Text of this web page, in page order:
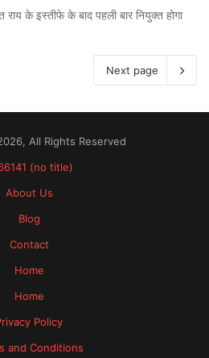
राय के इस्तीफे के बाद पहली बार नियुक्त होगा
Next page
All Rights Reserved
(no title)
About Us
Blog
Contact
Home
Home
Policy
and Conditions